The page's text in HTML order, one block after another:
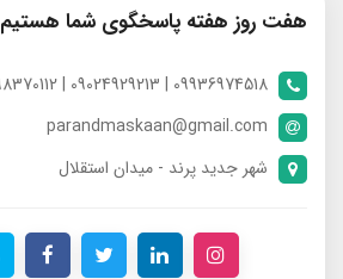
هفت روز هفته پاسخگوی شما هستیم
09936974518 | 09024929213 | 09398370112
parandmaskaan@gmail.com
شهر جدید پرند - میدان استقلال